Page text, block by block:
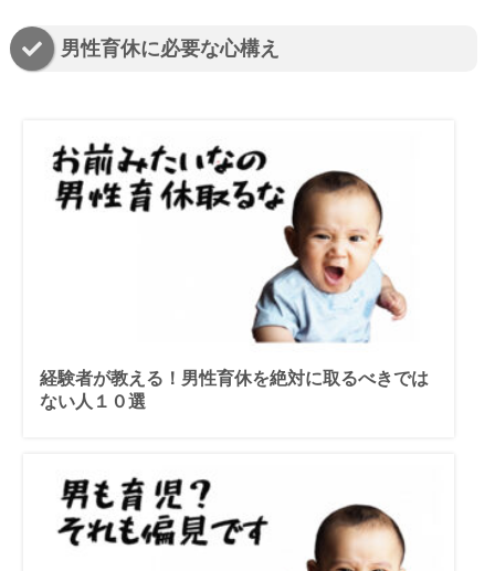
男性育休に必要な心構え
経験者が教える！男性育休を絶対に取るべきでは
ない人１０選